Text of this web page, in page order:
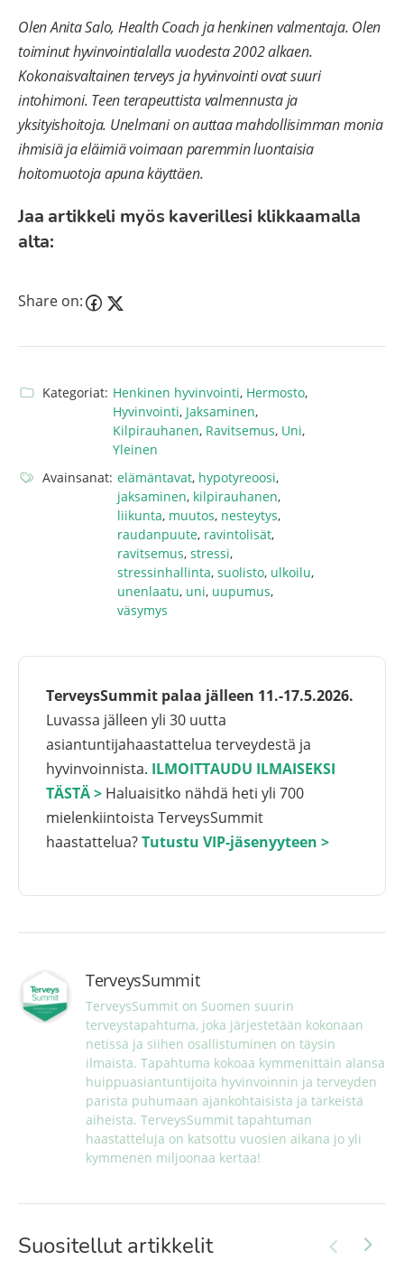
Olen Anita Salo, Health Coach ja henkinen valmentaja. Olen
toiminut hyvinvointialalla vuodesta 2002 alkaen.
Kokonaisvaltainen terveys ja hyvinvointi ovat suuri
intohimoni. Teen terapeuttista valmennusta ja
yksityishoitoja. Unelmani on auttaa mahdollisimman monia
ihmisiä ja eläimiä voimaan paremmin luontaisia
hoitomuotoja apuna käyttäen.
Jaa artikkeli myös kaverillesi klikkaamalla
alta:
Share on:
Kategoriat: Henkinen hyvinvointi, Hermosto,
Hyvinvointi, Jaksaminen,
Kilpirauhanen, Ravitsemus, Uni,
Yleinen
Avainsanat: elämäntavat, hypotyreoosi,
jaksaminen, kilpirauhanen,
liikunta, muutos, nesteytys,
raudanpuute, ravintolisät,
ravitsemus, stressi,
stressinhallinta, suolisto, ulkoilu,
unenlaatu, uni, uupumus,
väsymys
TerveysSummit palaa jälleen 11.-17.5.2026.
Luvassa jälleen yli 30 uutta
asiantuntijahaastattelua terveydestä ja
hyvinvoinnista. ILMOITTAUDU ILMAISEKSI
TÄSTÄ > Haluaisitko nähdä heti yli 700
mielenkiintoista TerveysSummit
haastattelua?Tutustu VIP-jäsenyyteen >
TerveysSummit
TerveysSummit on Suomen suurin
terveystapahtuma, joka järjestetään kokonaan
netissä ja siihen osallistuminen on täysin
ilmaista. Tapahtuma kokoaa kymmenittäin alansa
huippuasiantuntijoita hyvinvoinnin ja terveyden
parista puhumaan ajankohtaisista ja tärkeistä
aiheista. TerveysSummit tapahtuman
haastatteluja on katsottu vuosien aikana jo yli
kymmenen miljoonaa kertaa!
Suositellut artikkelit